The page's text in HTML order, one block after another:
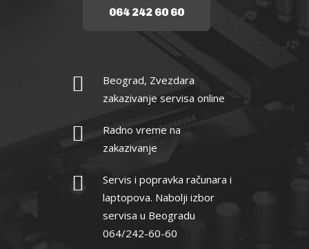
064 242 60 60
Beograd, Zvezdara
zakazivanje servisa online
Radno vreme na
zakazivanje
Servis i popravka računara i
laptopova. Nabolji izbor
servisa u Beogradu
064/242-60-60